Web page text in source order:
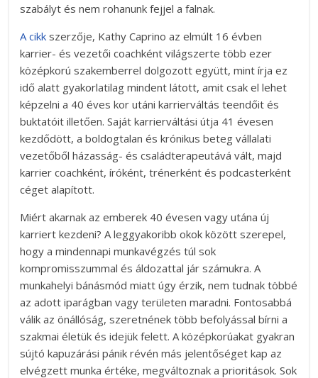
szabályt és nem rohanunk fejjel a falnak.
A cikk szerzője, Kathy Caprino az elmúlt 16 évben
karrier- és vezetői coachként világszerte több ezer
középkorú szakemberrel dolgozott együtt, mint írja ez
idő alatt gyakorlatilag mindent látott, amit csak el lehet
képzelni a 40 éves kor utáni karrierváltás teendőit és
buktatóit illetően. Saját karrierváltási útja 41 évesen
kezdődött, a boldogtalan és krónikus beteg vállalati
vezetőből házasság- és családterapeutává vált, majd
karrier coachként, íróként, trénerként és podcasterként
céget alapított.
Miért akarnak az emberek 40 évesen vagy utána új
karriert kezdeni? A leggyakoribb okok között szerepel,
hogy a mindennapi munkavégzés túl sok
kompromisszummal és áldozattal jár számukra. A
munkahelyi bánásmód miatt úgy érzik, nem tudnak többé
az adott iparágban vagy területen maradni. Fontosabbá
válik az önállóság, szeretnének több befolyással bírni a
szakmai életük és idejük felett. A középkorúakat gyakran
sújtó kapuzárási pánik révén más jelentőséget kap az
elvégzett munka értéke, megváltoznak a prioritások. Sok